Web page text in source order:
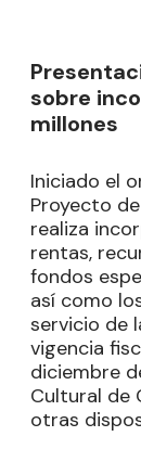
sobre
millones
Iniciado el
Proyecto
realiza
rentas,
fondos
así como
servicio de
vigencia
diciembre
Cultural de
otras